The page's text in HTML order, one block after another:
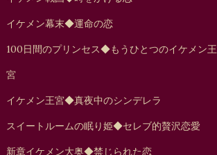
イケメン幕末◆運命の恋
100日間のプリンセス◆もうひとつのイケメン王
宮
イケメン王宮◆真夜中のシンデレラ
スイートルームの眠り姫◆セレブ的贅沢恋愛
新章イケメン大奥◆禁じられた恋